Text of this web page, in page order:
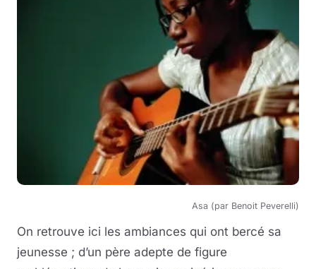
Asa (par Benoit Peverelli)
On retrouve ici les ambiances qui ont bercé sa
jeunesse ; d’un père adepte de figure